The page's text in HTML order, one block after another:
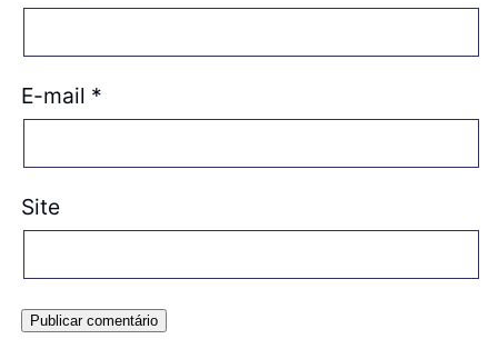
E-mail *
Site